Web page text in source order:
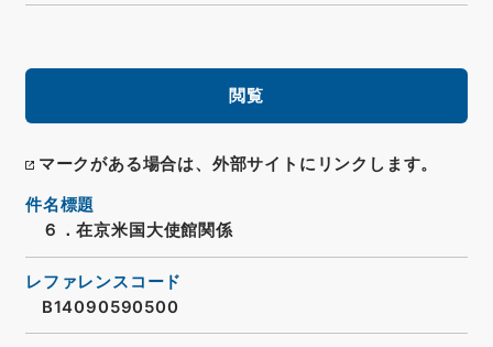
閲覧
マークがある場合は、外部サイトにリンクします。
件名標題
６．在京米国大使館関係
レファレンスコード
B14090590500